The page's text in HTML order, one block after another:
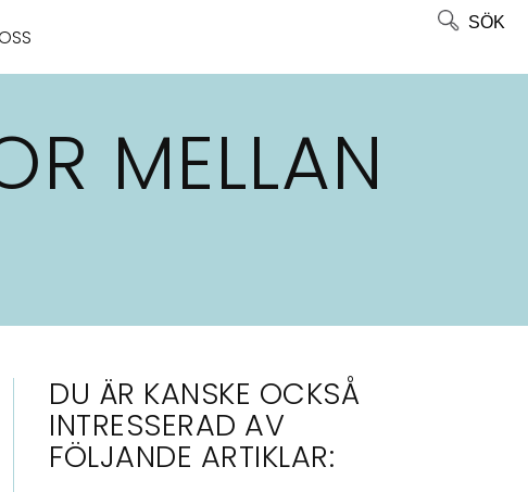
SÖK
MELLAN
DU ÄR KANSKE OCKSÅ
INTRESSERAD AV
FÖLJANDE ARTIKLAR: